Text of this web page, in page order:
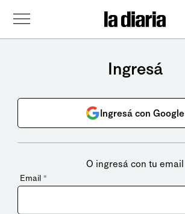
Ingresá
Ingresá con Google
O ingresá con tu email
Email *